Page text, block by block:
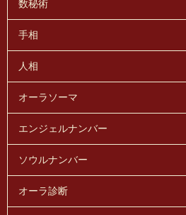
数秘術
手相
人相
オーラソーマ
エンジェルナンバー
ソウルナンバー
オーラ診断